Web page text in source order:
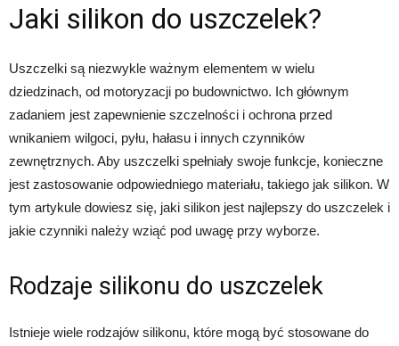
Jaki silikon do uszczelek?
Uszczelki są niezwykle ważnym elementem w wielu
dziedzinach, od motoryzacji po budownictwo. Ich głównym
zadaniem jest zapewnienie szczelności i ochrona przed
wnikaniem wilgoci, pyłu, hałasu i innych czynników
zewnętrznych. Aby uszczelki spełniały swoje funkcje, konieczne
jest zastosowanie odpowiedniego materiału, takiego jak silikon. W
tym artykule dowiesz się, jaki silikon jest najlepszy do uszczelek i
jakie czynniki należy wziąć pod uwagę przy wyborze.
Rodzaje silikonu do uszczelek
Istnieje wiele rodzajów silikonu, które mogą być stosowane do